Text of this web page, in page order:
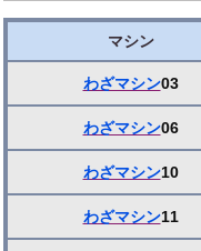
マシン
わざマシン03
わざマシン06
わざマシン10
わざマシン11